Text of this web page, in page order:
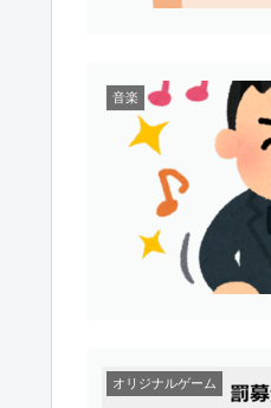
音楽
オリジナルゲーム